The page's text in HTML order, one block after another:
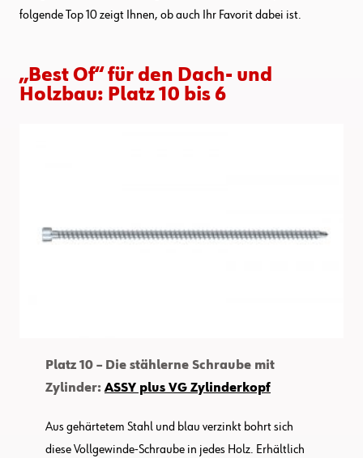
folgende Top 10 zeigt Ihnen, ob auch Ihr Favorit dabei ist.
„Best Of“ für den Dach- und
Holzbau: Platz 10 bis 6
Platz 10 – Die stählerne Schraube mit
Zylinder:ASSY plus VG Zylinderkopf
Aus gehärtetem Stahl und blau verzinkt bohrt sich
diese Vollgewinde-Schraube in jedes Holz. Erhältlich